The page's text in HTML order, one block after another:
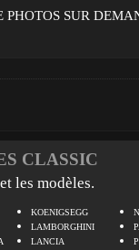
PHOTOS SUR
CLASSIC
les modèles.
KOENIGSEGG
LAMBORGHINI
LANCIA